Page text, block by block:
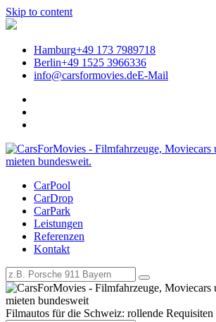
Skip to content
Hamburg+49 173 7989718
Berlin+49 1525 3966336
info@carsformovies.deE-Mail
Filmauto-
Schweiz |
Filmautos,
Oldtimer mieten
CarPool
CarDrop
CarPark
Leistungen
Referenzen
Kontakt
Filmautos für die Schweiz: rollende